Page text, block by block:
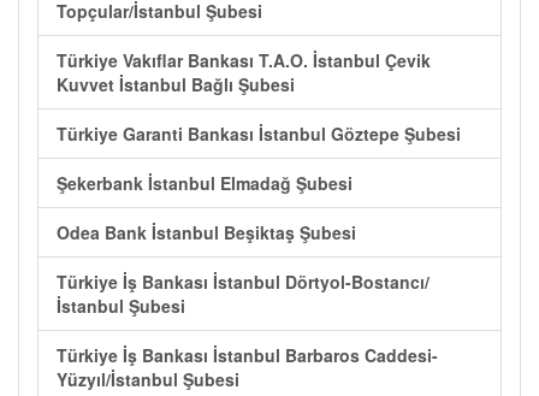
Topçular/İstanbul Şubesi
Türkiye Vakıflar Bankası T.A.O. İstanbul Çevik
Kuvvet İstanbul Bağlı Şubesi
Türkiye Garanti Bankası İstanbul Göztepe Şubesi
Şekerbank İstanbul Elmadağ Şubesi
Odea Bank İstanbul Beşiktaş Şubesi
Türkiye İş Bankası İstanbul Dörtyol-Bostancı/
İstanbul Şubesi
Türkiye İş Bankası İstanbul Barbaros Caddesi-
Yüzyıl/İstanbul Şubesi